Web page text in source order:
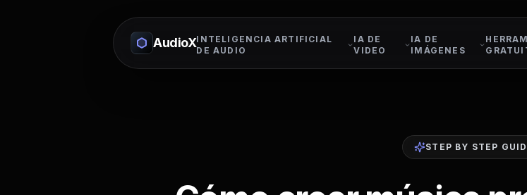
AudioXINTELIGENCIA ARTIFICIAL
DE AUDIO
IA DE
VIDEO
IA DE
IMÁGENES
STEP BY STEP